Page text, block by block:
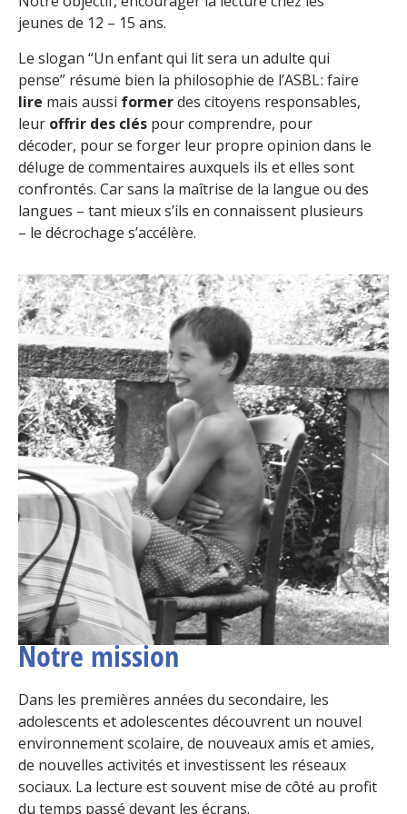
jeunes de 12 – 15 ans.
Le slogan “Un enfant qui lit sera un adulte qui
pense” résume bien la philosophie de l’ASBL : faire
lire mais aussi formerdes citoyens responsables,
leur offrir des clés pour comprendre, pour
décoder, pour se forger leur propre opinion dans le
déluge de commentaires auxquels ils et elles sont
confrontés. Car sans la maîtrise de la langue ou des
langues – tant mieux s’ils en connaissent plusieurs
– le décrochage s’accélère.
Notre mission
Dans les premières années du secondaire, les
adolescents et adolescentes découvrent un nouvel
environnement scolaire, de nouveaux amis et amies,
de nouvelles activités et investissent les réseaux
sociaux. La lecture est souvent mise de côté au profit
du temps passé devant les écrans.